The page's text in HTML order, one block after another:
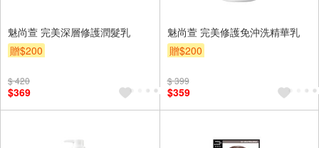
魅尚萱 完美深層修護潤髮乳
贈$200
$ 420
$369
魅尚萱 完美修護免沖洗精華乳
贈$200
$ 399
$359